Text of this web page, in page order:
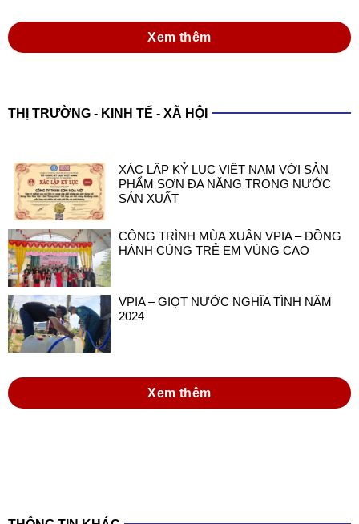
Xem thêm
THỊ TRƯỜNG - KINH TẾ - XÃ HỘI
XÁC LẬP KỶ LỤC VIỆT NAM VỚI SẢN
PHẨM SƠN ĐA NĂNG TRONG NƯỚC
SẢN XUẤT
CÔNG TRÌNH MÙA XUÂN VPIA – ĐỒNG
HÀNH CÙNG TRẺ EM VÙNG CAO
VPIA – GIỌT NƯỚC NGHĨA TÌNH NĂM
2024
Xem thêm